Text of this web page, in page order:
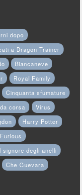
dopo
a Dragon Trainer
Biancaneve
Royal Family
Cinquanta sfumature
corsa
Virus
Harry Potter
signore degli anelli
Che Guevara